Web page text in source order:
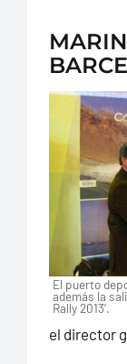
El puerto
además la
Rally 2013’.
el director